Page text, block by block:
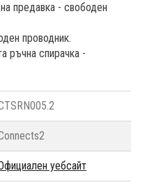
предавка - свободен
проводник.
ръчна спирачка -
уебсайт